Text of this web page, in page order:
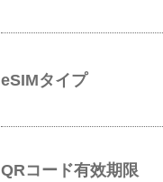
eSIMタイプ
QRコード有效期限